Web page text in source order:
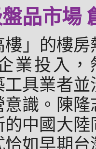
品市場
樓」的樓房
業投入，
具業者並
識。陳隆
中國大陸
如早期台